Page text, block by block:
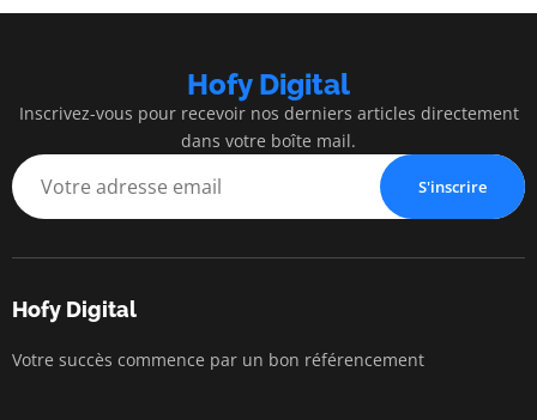
Hofy Digital
Inscrivez-vous pour recevoir nos derniers articles directement
dans votre boîte mail.
S'inscrire
Hofy Digital
Votre succès commence par un bon référencement